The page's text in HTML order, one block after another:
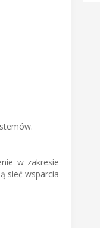
w zakresie
sieć wsparcia